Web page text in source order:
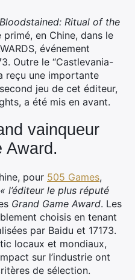
Bloodstained: Ritual of the
en Chine, dans le
événement
Outre le “Castlevania-
reçu une importante
jeu de cet éditeur,
a été mis en avant.
vainqueur
Award.
pour 505 Games,
« l’éditeur le plus réputé
Grand Game Award. Les
choisis en tenant
par Baidu et 17173.
locaux et mondiaux,
sur l’industrie ont
de sélection.